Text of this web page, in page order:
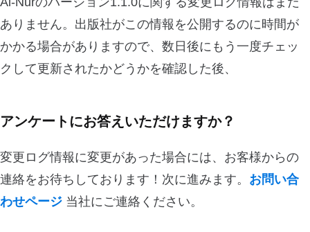
ありません。出版社がこの情報を公開するのに時間が
かかる場合がありますので、数日後にもう一度チェッ
クして更新されたかどうかを確認した後、
アンケートにお答えいただけますか？
変更ログ情報に変更があった場合には、お客様からの
連絡をお待ちしております！次に進みます。 お問い合
わせページ 当社にご連絡ください。